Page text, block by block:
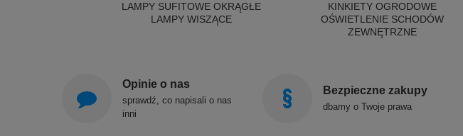
LAMPY SUFITOWE OKRĄGŁE
LAMPY WISZĄCE
KINKIETY OGRODOWE
OŚWIETLENIE SCHODÓW
ZEWNĘTRZNE
Opinie o nas
sprawdź, co napisali o nas
inni
Bezpieczne zakupy
dbamy o Twoje prawa